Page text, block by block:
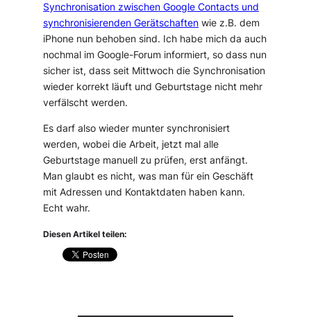
Synchronisation zwischen Google Contacts und
synchronisierenden Gerätschaften wie z.B. dem
iPhone nun behoben sind. Ich habe mich da auch
nochmal im Google-Forum informiert, so dass nun
sicher ist, dass seit Mittwoch die Synchronisation
wieder korrekt läuft und Geburtstage nicht mehr
verfälscht werden.
Es darf also wieder munter synchronisiert
werden, wobei die Arbeit, jetzt mal alle
Geburtstage manuell zu prüfen, erst anfängt.
Man glaubt es nicht, was man für ein Geschäft
mit Adressen und Kontaktdaten haben kann.
Echt wahr.
Diesen Artikel teilen: